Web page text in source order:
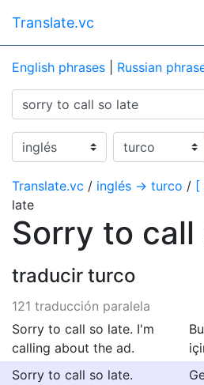
Translate.vc
English phrases Russian
Translate.vc / inglés → turco / [
late
Sorry to call
traducir turco
121 traducción paralela
Sorry to call so late. I'm
calling about the ad.
Sorry to call so late.